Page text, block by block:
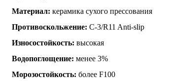
Материал: керамика сухого прессования
Противоскольжение: C-3/R11 Anti-slip
Износостойкость: высокая
Водопоглощение: менее 3%
Морозостойкость: более F100